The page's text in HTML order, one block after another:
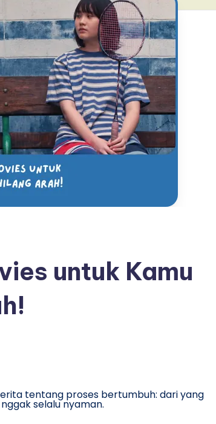
untuk Kamu
tentang proses bertumbuh: dari yang
selalu nyaman.